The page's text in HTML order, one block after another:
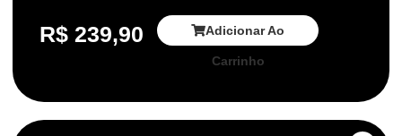
R$ 239,90 Adicionar Ao
Carrinho